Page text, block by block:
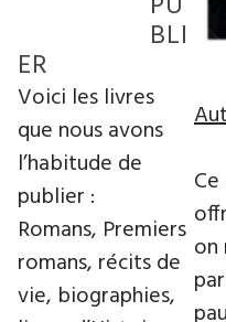
on
BLI
ER
Voici les livres
que nous avons
l’habitude de
publier :
Romans, Premiers
romans, récits de
vie, biographies,